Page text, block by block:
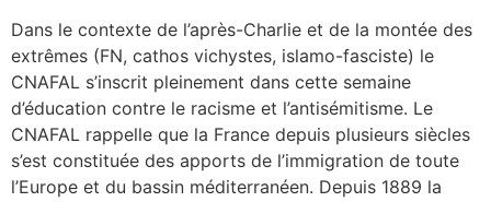
Dans le contexte de l’après-Charlie et de la montée des
extrêmes (FN, cathos vichystes, islamo-fasciste) le
CNAFAL s’inscrit pleinement dans cette semaine
d’éducation contre le racisme et l’antisémitisme. Le
CNAFAL rappelle que la France depuis plusieurs siècles
s’est constituée des apports de l’immigration de toute
l’Europe et du bassin méditerranéen. Depuis 1889 la